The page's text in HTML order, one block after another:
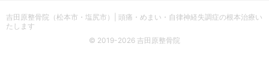
© 2019-2026 吉田原整骨院
吉田原整骨院（松本市・塩尻市）| 頭痛・めまい・自律神経失調症の根本治療い
たします